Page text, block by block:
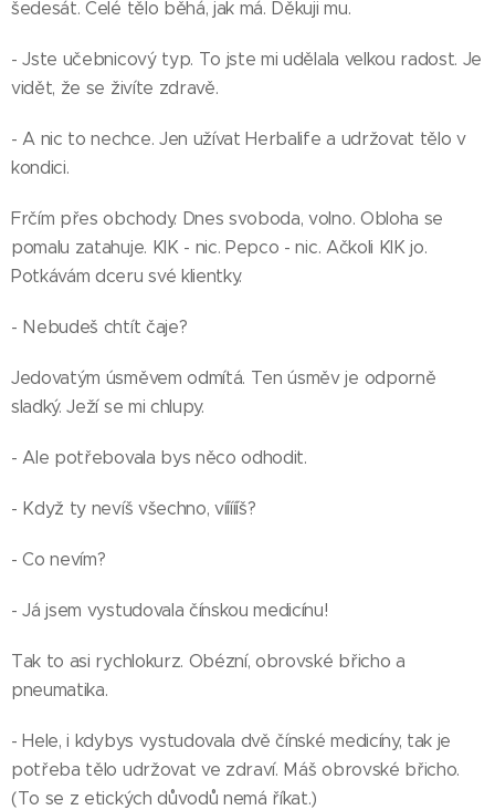
šedesát. Celé tělo běhá, jak má. Děkuji mu.
- Jste učebnicový typ. To jste mi udělala velkou radost. Je
vidět, že se živíte zdravě.
- A nic to nechce. Jen užívat Herbalife a udržovat tělo v
kondici.
Frčím přes obchody. Dnes svoboda, volno. Obloha se
pomalu zatahuje. KIK - nic. Pepco - nic. Ačkoli KIK jo.
Potkávám dceru své klientky.
- Nebudeš chtít čaje?
Jedovatým úsměvem odmítá. Ten úsměv je odporně
sladký. Ježí se mi chlupy.
- Ale potřebovala bys něco odhodit.
- Když ty nevíš všechno, víííííš?
- Co nevím?
- Já jsem vystudovala čínskou medicínu!
Tak to asi rychlokurz. Obézní, obrovské břicho a
pneumatika.
- Hele, i kdybys vystudovala dvě čínské medicíny, tak je
potřeba tělo udržovat ve zdraví. Máš obrovské břicho.
(To se z etických důvodů nemá říkat.)